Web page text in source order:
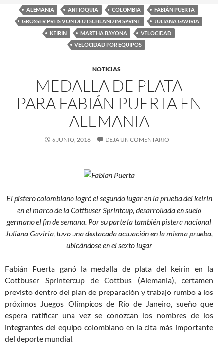
ALEMANIA ANTIOQUIA COLOMBIA
FABIÁN PUERTA
GROSSER PREIS VON DEUTSCHLAND IM SPRINT
JULIANA GAVIRIA
KEIRIN
MARTHA BAYONA
VELOCIDAD
VELOCIDAD POR EQUIPOS
NOTICIAS
MEDALLA DE PLATA
PARA FABIÁN PUERTA EN
ALEMANIA
6 JUNIO, 2016 DEJA UN COMENTARIO
El pistero colombiano logró el segundo lugar en la prueba del keirin
en el marco de la Cottbuser Sprintcup, desarrollada en suelo
germano el fin de semana. Por su parte la también pistera nacional
Juliana Gaviria, tuvo una destacada actuación en la misma prueba,
ubicándose en el sexto lugar
Fabián Puerta ganó la medalla de plata del keirin en la
Cottbuser Sprintercup de Cottbus (Alemania), certamen
previsto dentro del plan de preparación y trabajo rumbo a los
próximos Juegos Olímpicos de Río de Janeiro, sueño que
espera ratificar una vez se conozcan los nombres de los
integrantes del equipo colombiano en la cita más importante
del deporte mundial.